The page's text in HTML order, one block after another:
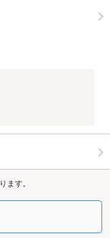
ます。